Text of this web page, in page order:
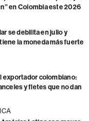
en Colombia este 2026
se debilita en julio y
la moneda más fuerte
exportador colombiano:
y fletes que no dan